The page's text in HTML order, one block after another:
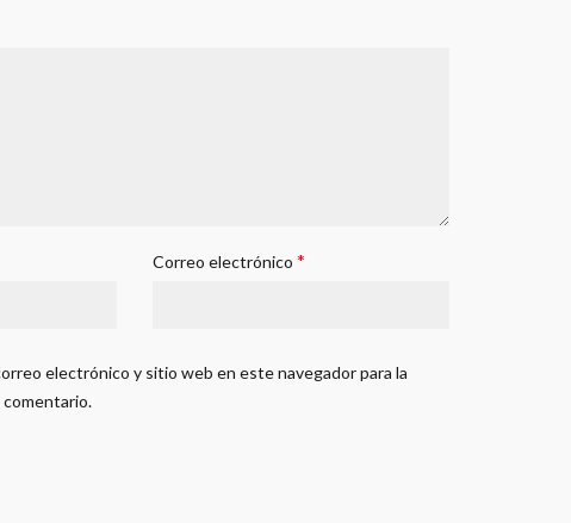
Correo electrónico *
electrónico y sitio web en este navegador para la
comentario.